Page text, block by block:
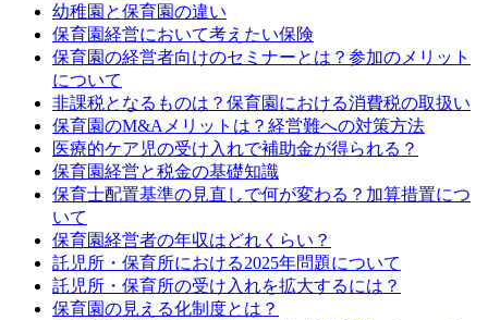
幼稚園と保育園の違い
保育園経営において考えたい保険
保育園の経営者向けのセミナーとは？参加のメリット
について
非課税となるものは？保育園における消費税の取扱い
保育園のM&Aメリットは？経営難への対策方法
医療的ケア児の受け入れで補助金が得られる？
保育園経営と税金の基礎知識
保育士配置基準の見直しで何が変わる？加算措置につ
いて
保育園経営者の年収はどれくらい？
託児所・保育所における2025年問題について
託児所・保育所の受け入れを拡大するには？
保育園の見える化制度とは？